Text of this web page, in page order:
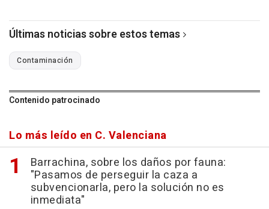
Últimas noticias sobre estos temas
Contaminación
Contenido patrocinado
Lo más leído en C. Valenciana
Barrachina, sobre los daños por fauna:
"Pasamos de perseguir la caza a
subvencionarla, pero la solución no es
inmediata"